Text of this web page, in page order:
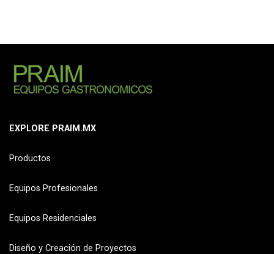
EXPLORE PRAIM.MX
Productos
Equipos Profesionales
Equipos Residenciales
Diseño y Creación de Proyectos